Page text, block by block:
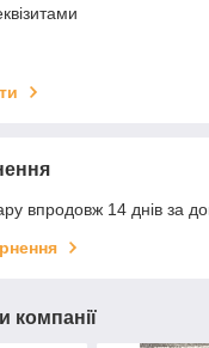
впродовж 14 днів за
компанії